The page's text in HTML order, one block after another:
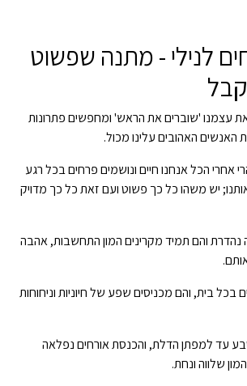
לנילי - מתנה שפשוט
עצמנו 'שוברים את הראש' ומחפשים פתרונות
האנשים האהובים עלינו מכול.
אחרי הכל אנחנו חיים ונושמים פרחים בכל רגע
יש משהו כל כך פשוט ועם זאת כל כך מדויק
נהדרת והם תמיד מקרינים המון התחשבות, אהבה
בכל בית, והם מכניסים שפע של חיוניות וניחוחות
עד למפתן הדלת, והכנסת אורחים נפלאה
שלווה ונחת.